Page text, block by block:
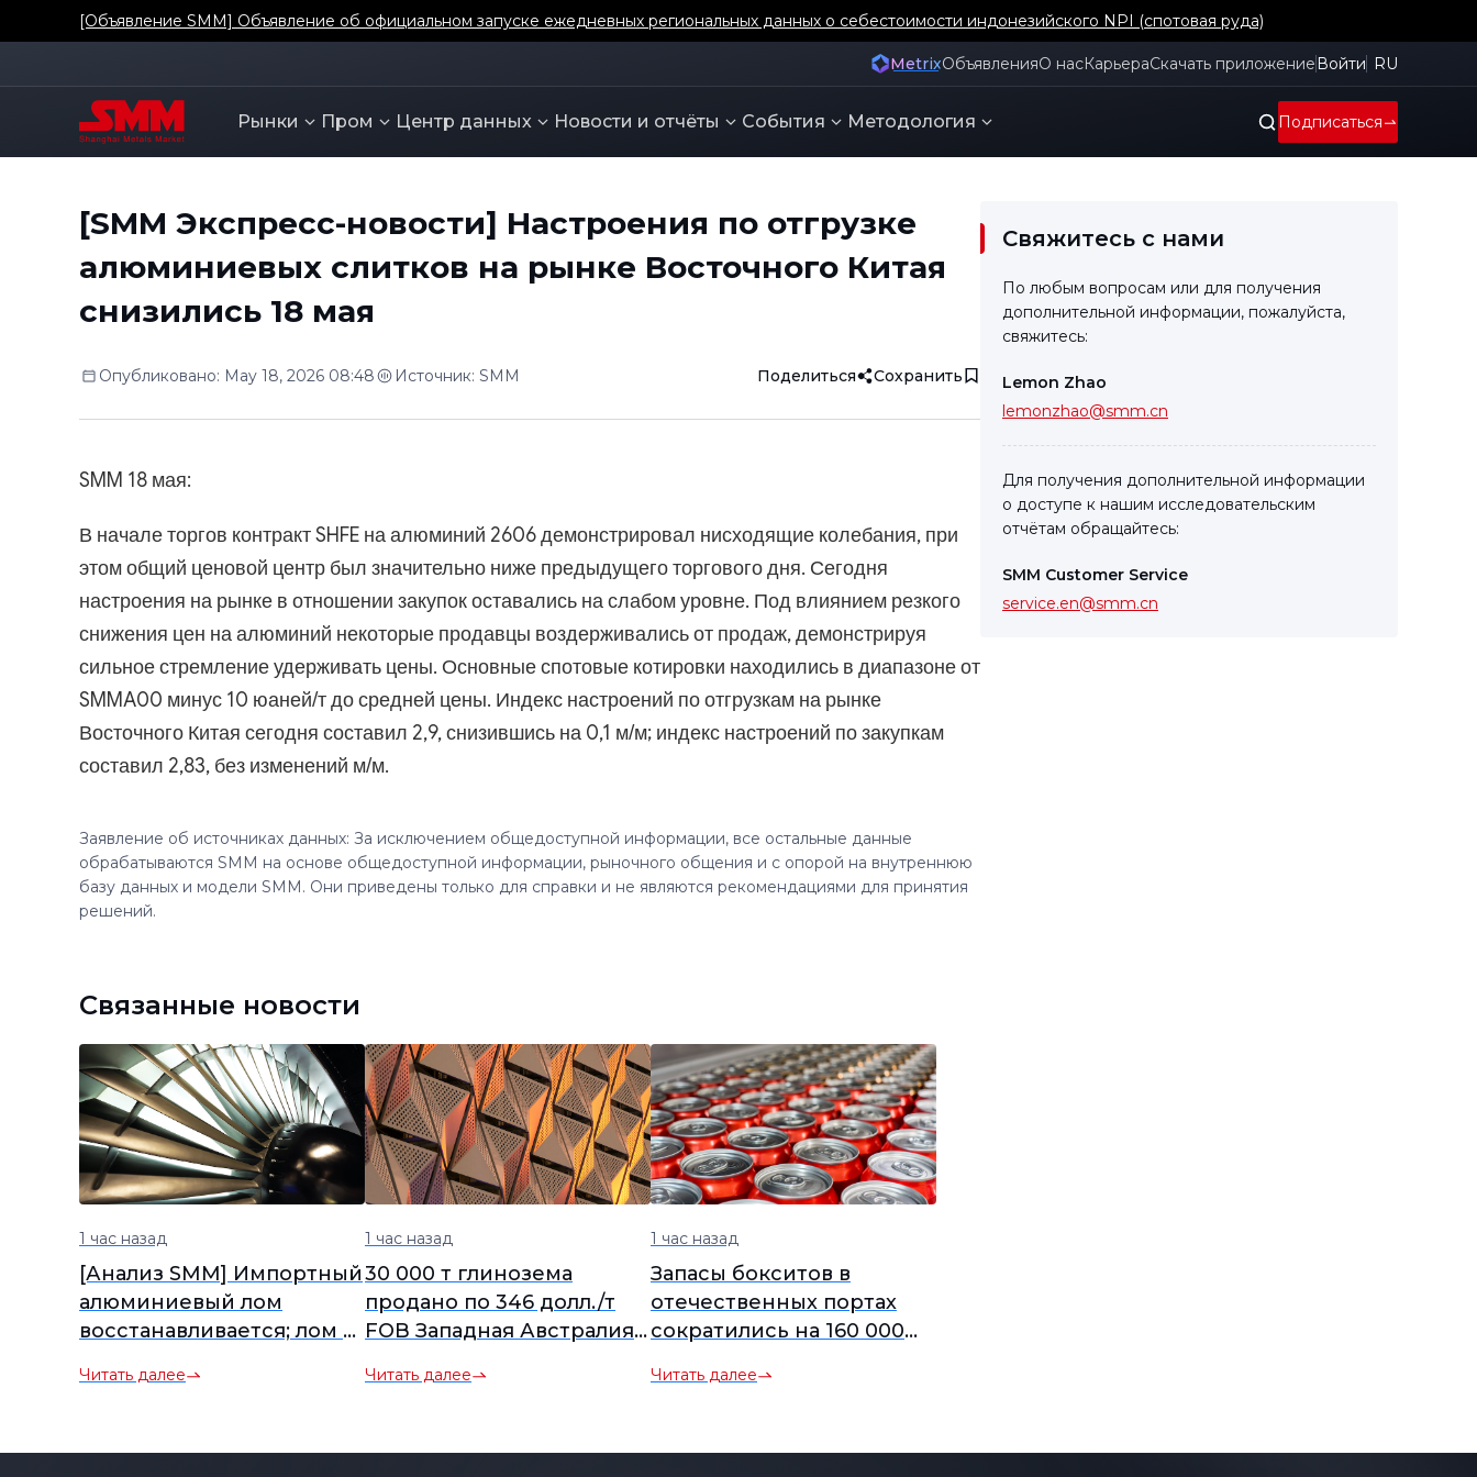
[Объявление SMM] О добавлении коэффициента общественных запасов медного лома SMM по Японии и Южной Корее
MetrixОбъявленияО насКарьераСкачать приложение Войти RU
Рынки Пром Центр данных Новости и отчёты События Методология Подписаться
[SMM Экспресс-новости] Настроения по отгрузке
алюминиевых слитков на рынке Восточного Китая
снизились 18 мая
Опубликовано: May 18, 2026 08:48 Источник: SMM Поделиться Сохранить
SMM 18 мая:
В начале торгов контракт SHFE на алюминий 2606 демонстрировал нисходящие колебания, при
этом общий ценовой центр был значительно ниже предыдущего торгового дня. Сегодня
настроения на рынке в отношении закупок оставались на слабом уровне. Под влиянием резкого
снижения цен на алюминий некоторые продавцы воздерживались от продаж, демонстрируя
сильное стремление удерживать цены. Основные спотовые котировки находились в диапазоне от
SMMA00 минус 10 юаней/т до средней цены. Индекс настроений по отгрузкам на рынке
Восточного Китая сегодня составил 2,9, снизившись на 0,1 м/м; индекс настроений по закупкам
составил 2,83, без изменений м/м.
Заявление об источниках данных: За исключением общедоступной информации, все остальные данные
обрабатываются SMM на основе общедоступной информации, рыночного общения и с опорой на внутреннюю
базу данных и модели SMM. Они приведены только для справки и не являются рекомендациями для принятия
решений.
Связанные новости
1 час назад
[Анализ SMM] Импортный
алюминиевый лом
восстанавливается; лом в
стабилен, ADC12 FOB
Читать далее
1 час назад
30 000 т глинозема
продано по 346 долл./т
FOB Западная Австралия
2026 г.
Читать далее
1 час назад
Запасы бокситов в
отечественных портах
сократились на 160 000
Читать далее
Свяжитесь с нами
По любым вопросам или для получения
дополнительной информации, пожалуйста,
свяжитесь:
Lemon Zhao
lemonzhao@smm.cn
Для получения дополнительной информации
о доступе к нашим исследовательским
отчётам обращайтесь:
SMM Customer Service
service.en@smm.cn